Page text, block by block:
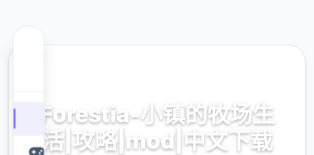
Forestia-小镇的牧场生
活|攻略|mod|中文下载